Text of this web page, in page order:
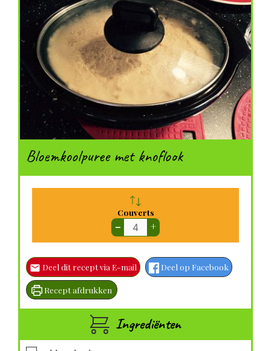
Bloemkoolpuree met knoflook
Couverts
– +
Deel dit recept via E-mail Deel op Facebook
Recept afdrukken
Ingrediënten